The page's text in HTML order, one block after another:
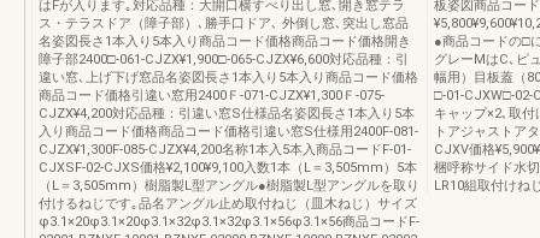
はFが入ります｡対応品種：大開口横すべり出し窓､開き窓テラ
ス・テラスドア（障子部）､勝手口ドア､ 外倒し窓､突出し窓品
名姿図長さ1本入り5本入り商品コード価格商品コード価格開き
障子部2400□-061‐CJZX¥1,900□-065‐CJZX¥6,600対応品種：引
違い窓､上げ下げ窓品名姿図長さ1本入り5本入り商品コード価格
商品コード価格引違い窓用2400Ｆ-071‐CJZX¥1,300Ｆ-075‐
CJZX¥4,200対応品種：引違い窓S仕様品名姿図長さ1本入り5本
入り商品コード価格商品コード価格引違い窓S仕様用2400F-081-
CJZX¥1,300F-085-CJZX¥4,200名称1本入5本入商品コードF-01-
CJXSF-02-CJXS価格¥2,100¥9,100入数1本（L＝3,505mm）5本
（L＝3,505mm）樹脂製L型アングル●樹脂製L型アングルを取り
付けるねじです｡品名アングル止め取付ねじ（皿木ねじ）サイズ
φ3.1×20φ3.1×20φ3.1×32φ3.1×32φ3.1×56φ3.1×56商品コードF-
板姿図商品コー
●商品コードの□
グレーMはC､ピ
幅用）目板蓋（
□-01-CJXW□-02-
キャップ×2､取
トアジャストア
CJXV価格
梱呼称サイド水
LR10組取付けね